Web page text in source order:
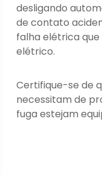
desligando
de contato
falha elétrica
elétrico.
Certifique-se de
necessitam de
fuga estejam